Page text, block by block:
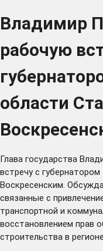
Владимир
рабочую
области
Глава государства
встречу с
Воскресенским.
связанные с
транспортной и
восстановлением прав
строительства в регионе.